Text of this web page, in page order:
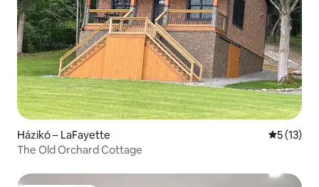
Házikó – LaFayette Átlagos
5 (13)
The Old Orchard Cottage